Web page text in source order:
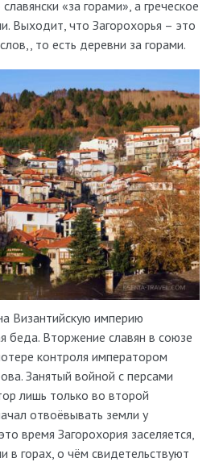
«за горами», а греческое
Выходит, что Загорохорья – это
то есть деревни за горами.
Византийскую империю
беда. Вторжение славян в союзе
контроля императором
Занятый войной с персами
лишь только во второй
отвоёвывать земли у
время Загорохория заселяется,
в горах, о чём свидетельствуют